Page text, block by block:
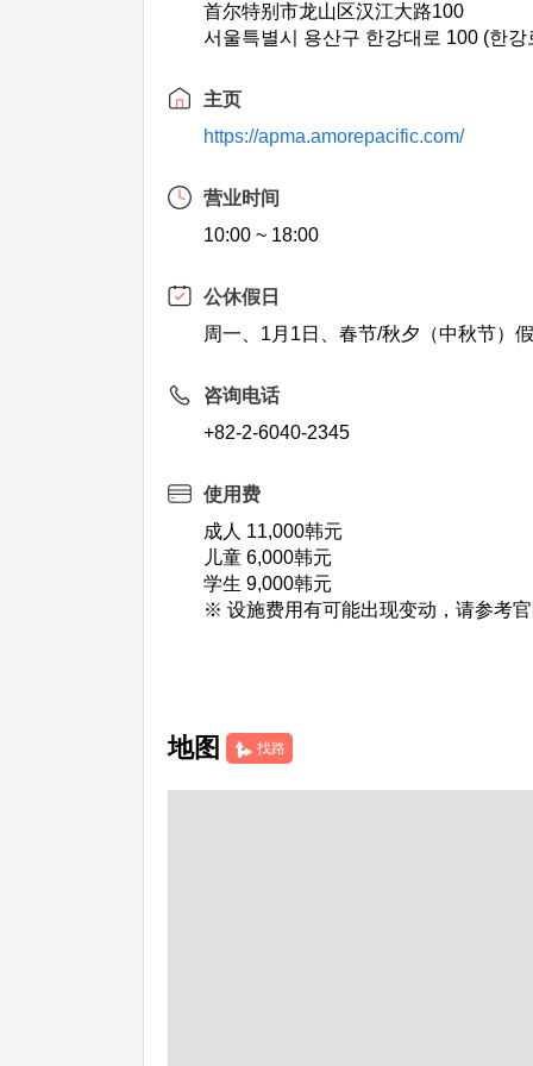
首尔特别市龙山区汉江大路100
서울특별시 용산구 한강대로 100 (한강
主页
https://apma.amorepacific.com/
营业时间
10:00 ~ 18:00
公休假日
周一、1月1日、春节/秋夕（中秋节）
咨询电话
+82-2-6040-2345
使用费
成人 11,000韩元
儿童 6,000韩元
学生 9,000韩元
※ 设施费用有可能出现变动，请参考官
地图 找路